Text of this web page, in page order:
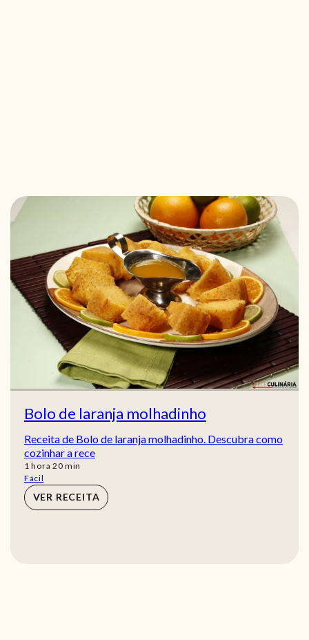
Bolo de laranja molhadinho
Receita de Bolo de laranja molhadinho. Descubra como
cozinhar a rece
1 hora
hora 20min
min
Fácil
VER RECEITA